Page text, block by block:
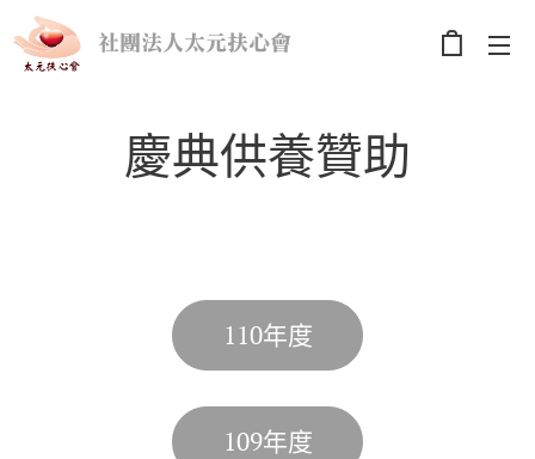
社團法人太元扶心會
慶典供養贊助
110年度
109年度